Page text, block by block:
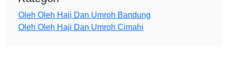
Oleh Oleh Haji Dan Umroh Bandung
Oleh Oleh Haji Dan Umroh Cimahi